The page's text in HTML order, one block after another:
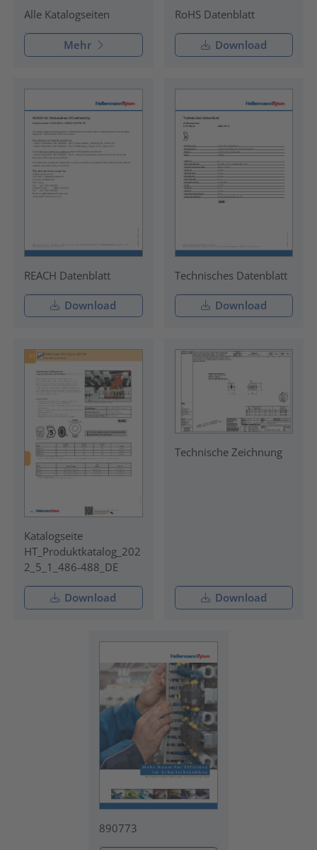
Alle Katalogseiten
Mehr
RoHS Datenblatt
Download
REACH Datenblatt
Download
Technisches Datenblatt
Download
Katalogseite
HT_Produktkatalog_202
2_5_1_486-488_DE
Download
Technische Zeichnung
Download
890773